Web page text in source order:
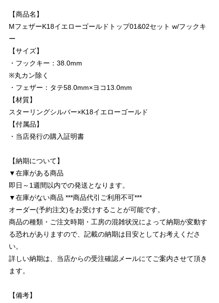
【商品名】
MフェザーK18イエローゴールドトップ01&02セット w/フックキ
ー
【サイズ】
・フックキー：38.0mm
※丸カン除く
・フェザー：タテ58.0mm×ヨコ13.0mm
【材質】
スターリングシルバー×K18イエローゴールド
【付属品】
・当店発行の購入証明書
【納期について】
▼在庫がある商品
即日～1週間以内での発送となります。
▼在庫がない商品 ***商品代引ご利用不可***
オーダー(予約注文)をお受けすることが可能です。
商品の種類・ご注文時期・工房の混雑状況によって納期が変動す
る恐れがありますので、記載の納期は目安としてお考えくださ
い。
詳しい納期は、当店からの受注確認メールにてご案内させて頂き
ます。
【備考】